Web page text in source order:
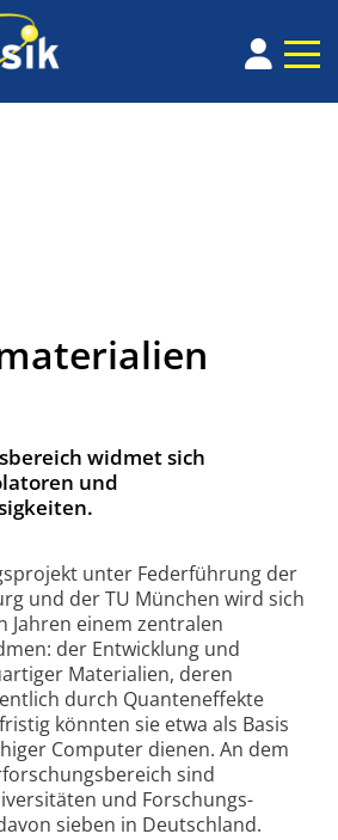
widmet sich
und
unter Federführung der
und der TU München wird sich
Jahren einem zentralen
der Entwicklung und
Materialien, deren
durch Quanten­effekte
könnten sie etwa als Basis
Computer dienen. An dem
sind
und Forschungs­
sieben in Deutschland.